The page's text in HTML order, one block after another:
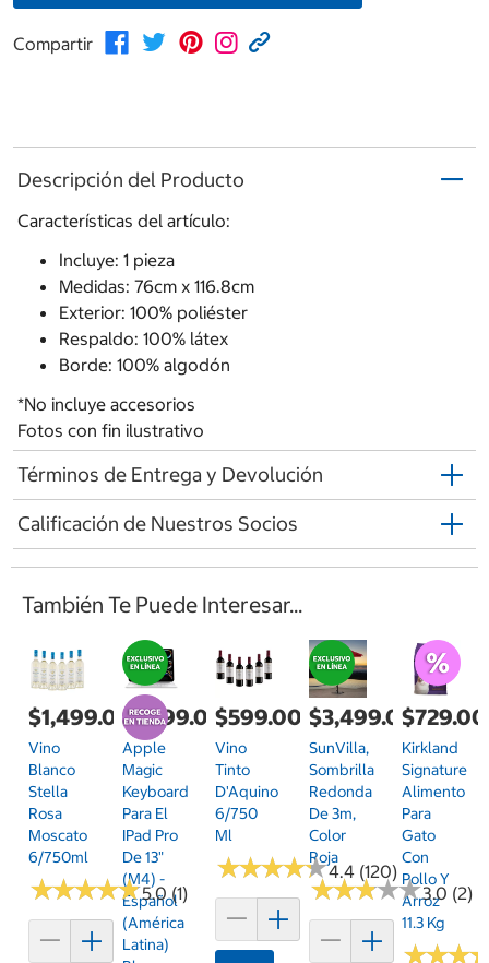
Compartir
Descripción del Producto
Características del artículo:
Incluye: 1 pieza
Medidas: 76cm x 116.8cm
Exterior: 100% poliéster
Respaldo: 100% látex
Borde: 100% algodón
*No incluye accesorios
Fotos con fin ilustrativo
Términos de Entrega y Devolución
Calificación de Nuestros Socios
También Te Puede Interesar...
$1,499.00
Vino
Blanco
Stella
Rosa
Moscato
6/750ml
★★★★★
★★★★★5.0 (1)
$7,799.00
Apple
Magic
Keyboard
Para El
IPad Pro
De 13"
(M4) -
Español
(América
Latina)
$599.00
Vino
Tinto
D'Aquino
6/750
Ml
★★★★★
★★★★★4.4 (120)
$3,499.00
SunVilla,
Sombrilla
Redonda
De 3m,
Color
Roja
★★★★★
★★★★★3.0 (2)
$729.00
Kirkland
Signature
Alimento
Para
Gato
Con
Pollo Y
Arroz
11.3 Kg
★★★
★★★